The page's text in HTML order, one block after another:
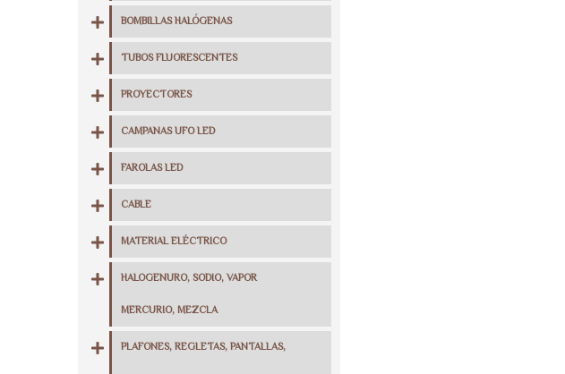
BOMBILLAS HALÓGENAS
TUBOS FLUORESCENTES
PROYECTORES
CAMPANAS UFO LED
FAROLAS LED
CABLE
MATERIAL ELÉCTRICO
HALOGENURO, SODIO, VAPOR
MERCURIO, MEZCLA
PLAFONES, REGLETAS, PANTALLAS,